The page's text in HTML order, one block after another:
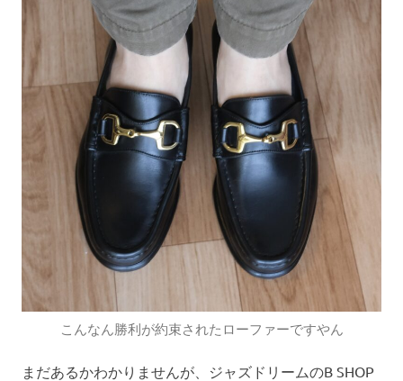
こんなん勝利が約束されたローファーですやん
まだあるかわかりませんが、ジャズドリームのB SHOP